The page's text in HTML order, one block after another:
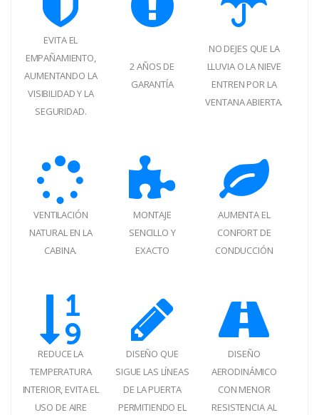
EVITA EL
EMPAÑAMIENTO,
AUMENTANDO LA
VISIBILIDAD Y LA
SEGURIDAD.
2 AÑOS DE
GARANTÍA
NO DEJES QUE LA
LLUVIA O LA NIEVE
ENTREN POR LA
VENTANA ABIERTA.
VENTILACIÓN
NATURAL EN LA
CABINA.
MONTAJE
SENCILLO Y
EXACTO
AUMENTA EL
CONFORT DE
CONDUCCIÓN
REDUCE LA
TEMPERATURA
INTERIOR, EVITA EL
USO DE AIRE
DISEÑO QUE
SIGUE LAS LÍNEAS
DE LA PUERTA
PERMITIENDO EL
DISEÑO
AERODINÁMICO
CON MENOR
RESISTENCIA AL